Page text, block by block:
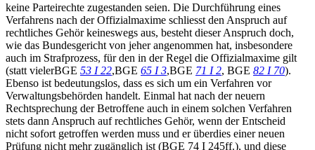
keine Parteirechte zugestanden seien. Die Durchführung eines
Verfahrens nach der Offizialmaxime schliesst den Anspruch auf
rechtliches Gehör keineswegs aus, besteht dieser Anspruch doch,
wie das Bundesgericht von jeher angenommen hat, insbesondere
auch im Strafprozess, für den in der Regel die Offizialmaxime gilt
(statt vielerBGE 53 I 22,BGE 65 I 3,BGE 71 I 2, BGE 82 I 70).
Ebenso ist bedeutungslos, dass es sich um ein Verfahren vor
Verwaltungsbehörden handelt. Einmal hat nach der neuern
Rechtsprechung der Betroffene auch in einem solchen Verfahren
stets dann Anspruch auf rechtliches Gehör, wenn der Entscheid
nicht sofort getroffen werden muss und er überdies einer neuen
Prüfung nicht mehr zugänglich ist (BGE 74 I 245ff.), und diese